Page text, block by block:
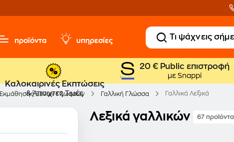
προϊόντα υπηρεσίες
Καλοκαιρινές Εκπτώσεις
& Άπαιχτες Τιμές
20 € Public επιστροφή
με Snappi
Εκμάθησης Ξένων Γλωσσών Γαλλική Γλώσσα Γαλλικά Λεξικά
Λεξικά γαλλικών 67 προϊόντα